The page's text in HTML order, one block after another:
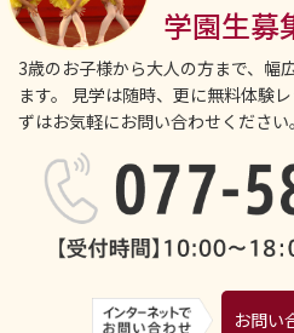
学園生募
3歳のお子様から大人の方まで、幅
ます。
見学は随時、更に無料体験
ずはお気軽にお問い合わせください。
お問い